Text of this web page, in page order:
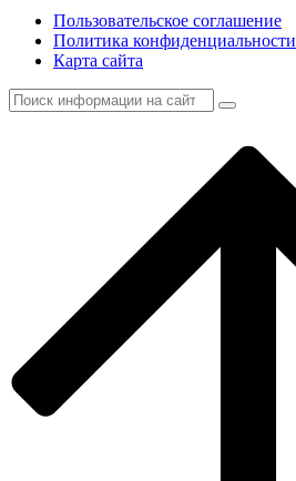
Пользовательское соглашение
Политика конфиденциальности
Карта сайта